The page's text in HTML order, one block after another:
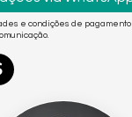
e condições de